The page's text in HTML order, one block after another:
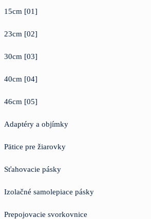
15cm [01]
23cm [02]
30cm [03]
40cm [04]
46cm [05]
Adaptéry a objímky
Pätice pre žiarovky
Sťahovacie pásky
Izolačné samolepiace pásky
Prepojovacie svorkovnice